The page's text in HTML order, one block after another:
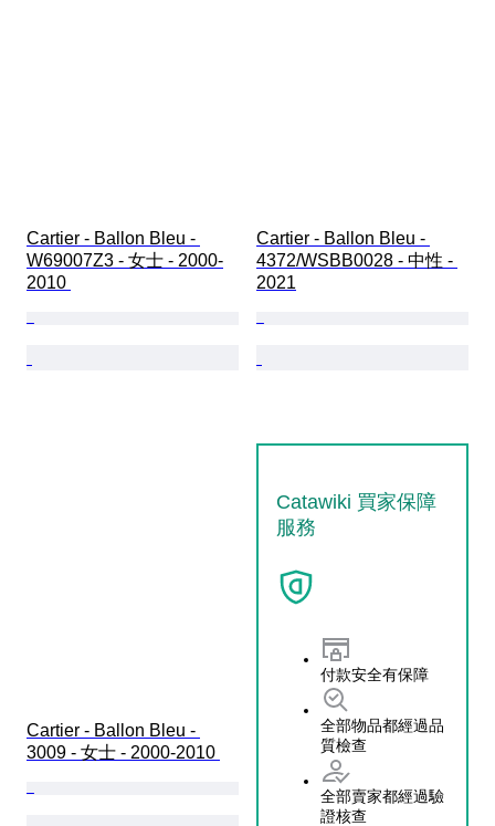
Cartier - Ballon Bleu -
W69007Z3 - 女士 - 2000-
2010
Cartier - Ballon Bleu -
4372/WSBB0028 - 中性 -
2021
Cartier - Ballon Bleu -
3009 - 女士 - 2000-2010
Catawiki 買家保障
服務
付款安全有保障
全部物品都經過品
質檢查
全部賣家都經過驗
證核查